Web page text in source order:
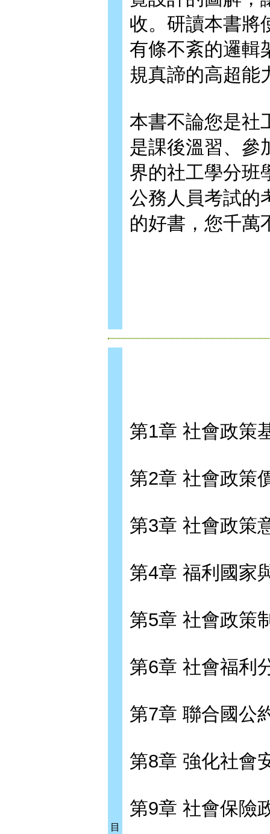
收。研讀本書將
有條不紊的邏輯
規真諦的高超能
本書不論您是社
是課後溫習、參
界的社工學分班
公務人員考試的
的好書，您千萬
目
第1章 社會政策
第2章 社會政策
第3章 社會政策
第4章 福利國家
第5章 社會政策
第6章 社會福利
第7章 聯合國公
第8章 強化社會
第9章 社會保險